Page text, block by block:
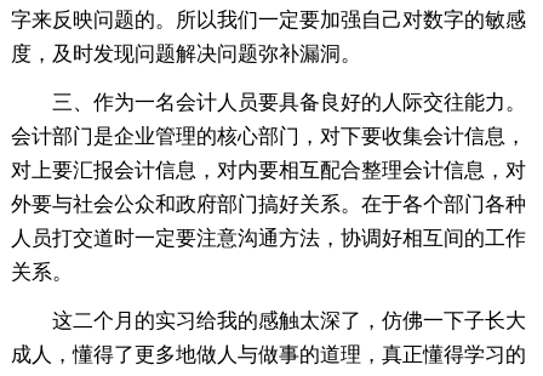
字来反映问题的。所以我们一定要加强自己对数字的敏感
度，及时发现问题解决问题弥补漏洞。
三、作为一名会计人员要具备良好的人际交往能力。
会计部门是企业管理的核心部门，对下要收集会计信息，
对上要汇报会计信息，对内要相互配合整理会计信息，对
外要与社会公众和政府部门搞好关系。在于各个部门各种
人员打交道时一定要注意沟通方法，协调好相互间的工作
关系。
这二个月的实习给我的感触太深了，仿佛一下子长大
成人，懂得了更多地做人与做事的道理，真正懂得学习的